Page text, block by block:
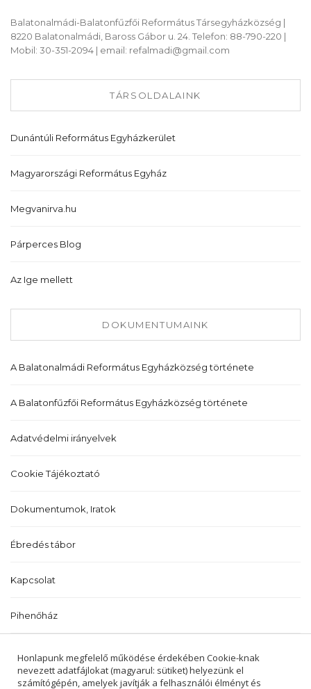
Balatonalmádi-Balatonfűzfői Református Társegyházközség |
8220 Balatonalmádi, Baross Gábor u. 24. Telefon: 88-790-220 |
Mobil: 30-351-2094 | email: refalmadi@gmail.com
TÁRSOLDALAINK
Dunántúli Református Egyházkerület
Magyarországi Református Egyház
Megvanirva.hu
Párperces Blog
Az Ige mellett
DOKUMENTUMAINK
A Balatonalmádi Református Egyházközség története
A Balatonfűzfői Református Egyházközség története
Adatvédelmi irányelvek
Cookie Tájékoztató
Dokumentumok, Iratok
Ébredés tábor
Kapcsolat
Pihenőház
Honlapunk megfelelő működése érdekében Cookie-knak
nevezett adatfájlokat (magyarul: sütiket) helyezünk el
számítógépén, amelyek javítják a felhasználói élményt és